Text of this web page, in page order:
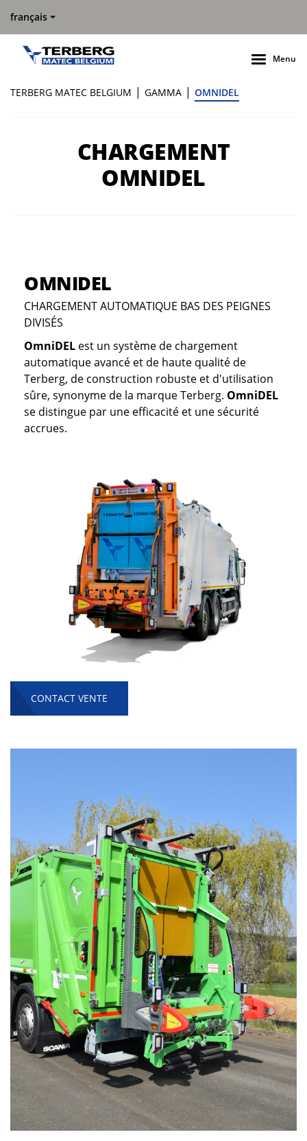
français
Menu
TERBERG MATEC BELGIUM | GAMMA | OMNIDEL
CHARGEMENT
OMNIDEL
OMNIDEL
CHARGEMENT AUTOMATIQUE BAS DES PEIGNES
DIVISÉS
OmniDEL est un système de chargement
automatique avancé et de haute qualité de
Terberg, de construction robuste et d'utilisation
sûre, synonyme de la marque Terberg. OmniDEL
se distingue par une efficacité et une sécurité
accrues.
CONTACT VENTE